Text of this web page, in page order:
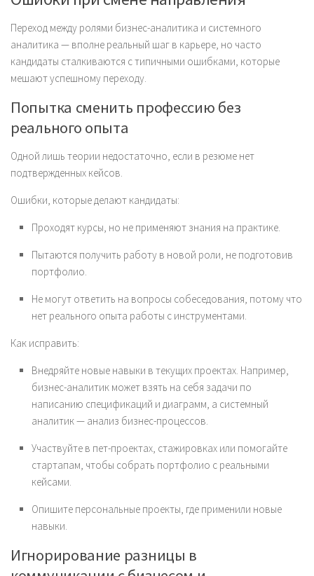
Переход между ролями бизнес-аналитика и системного
аналитика — вполне реальный шаг в карьере, но часто
кандидаты сталкиваются с типичными ошибками, которые
мешают успешному переходу.
Попытка сменить профессию без
реального опыта
Одной лишь теории недостаточно, если в резюме нет
подтвержденных кейсов.
Ошибки, которые делают кандидаты:
Проходят курсы, но не применяют знания на практике.
Пытаются получить работу в новой роли, не подготовив
портфолио.
Не могут ответить на вопросы собеседования, потому что
нет реального опыта работы с инструментами.
Как исправить:
Внедряйте новые навыки в текущих проектах. Например,
бизнес-аналитик может взять на себя задачи по
написанию спецификаций и диаграмм, а системный
аналитик — анализ бизнес-процессов.
Участвуйте в пет-проектах, стажировках или помогайте
стартапам, чтобы собрать портфолио с реальными
кейсами.
Опишите персональные проекты, где применили новые
навыки.
Игнорирование разницы в